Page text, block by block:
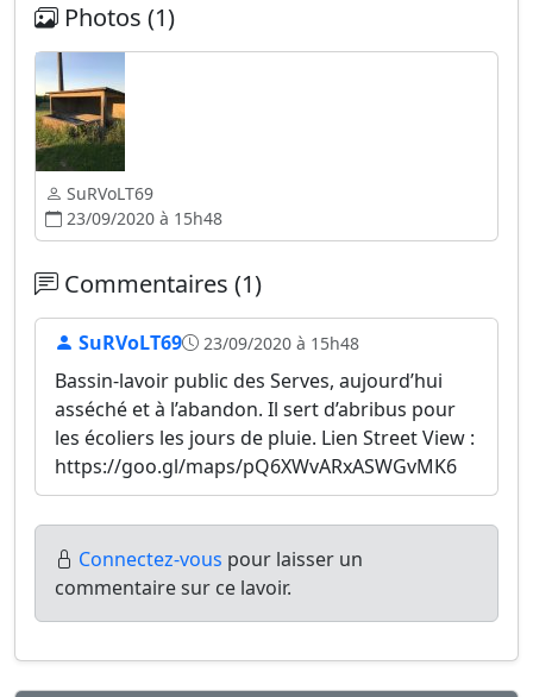
Photos (1)
SuRVoLT69
23/09/2020 à 15h48
Commentaires (1)
SuRVoLT69 23/09/2020 à 15h48
Bassin-lavoir public des Serves, aujourd’hui
asséché et à l’abandon. Il sert d’abribus pour
les écoliers les jours de pluie. Lien Street View :
https://goo.gl/maps/pQ6XWvARxASWGvMK6
Connectez-vous pour laisser un
commentaire sur ce lavoir.